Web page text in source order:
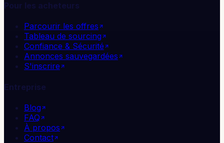
Pour les acheteurs
Parcourir les offres
Tableau de sourcing
Confiance & Sécurité
Annonces sauvegardées
S'inscrire
Entreprise
Blog
FAQ
À propos
Contact